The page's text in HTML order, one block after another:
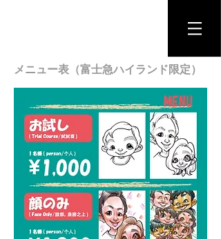
メニュー表（富士急ハイランド限定）